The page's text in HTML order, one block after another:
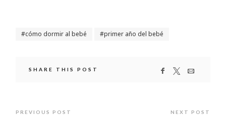
cómo dormir al bebé primer año del bebé
SHARE THIS POST
PREVIOUS POST NEXT POST